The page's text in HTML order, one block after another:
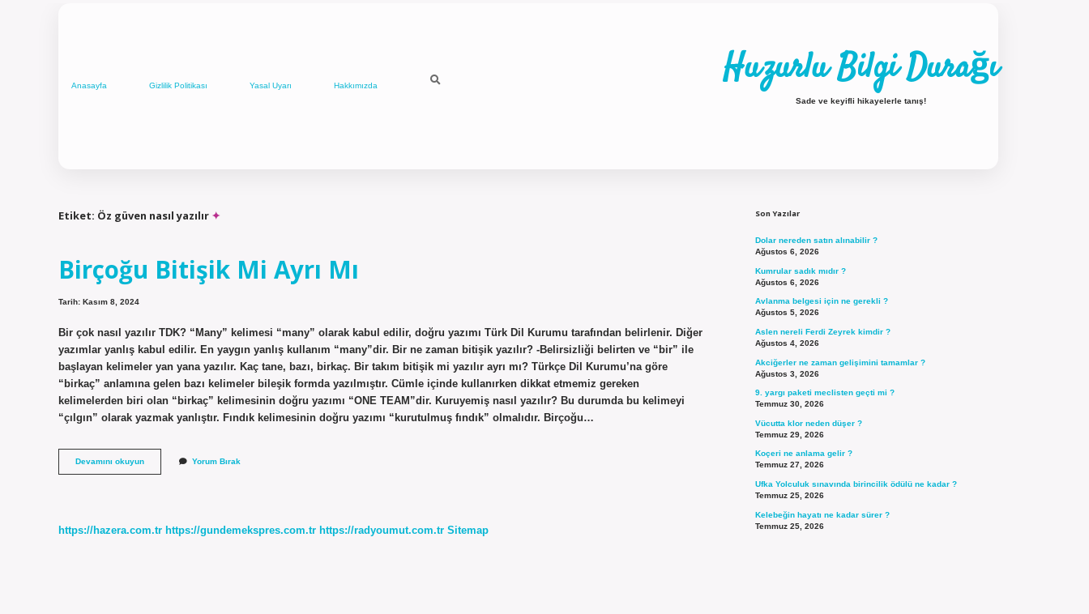
Anasayfa Gizlilik Politikası Yasal Uyarı Hakkımızda Huzurlu Bilgi Durağı
Sade ve keyifli hikayelerle tanış!
Etiket: Öz güven nasıl yazılır
Birçoğu Bitişik Mi Ayrı Mı
Tarih: Kasım 8, 2024
Bir çok nasıl yazılır TDK? “Many” kelimesi “many” olarak kabul edilir, doğru yazımı Türk Dil Kurumu tarafından belirlenir. Diğer
yazımlar yanlış kabul edilir. En yaygın yanlış kullanım “many”dir. Bir ne zaman bitişik yazılır? -Belirsizliği belirten ve “bir” ile
başlayan kelimeler yan yana yazılır. Kaç tane, bazı, birkaç. Bir takım bitişik mi yazılır ayrı mı? Türkçe Dil Kurumu’na göre
“birkaç” anlamına gelen bazı kelimeler bileşik formda yazılmıştır. Cümle içinde kullanırken dikkat etmemiz gereken
kelimelerden biri olan “birkaç” kelimesinin doğru yazımı “ONE TEAM”dir. Kuruyemiş nasıl yazılır? Bu durumda bu kelimeyi
“çılgın” olarak yazmak yanlıştır. Fındık kelimesinin doğru yazımı “kurutulmuş fındık” olmalıdır. Birçoğu…
Devamını okuyunBirçoğu
Bitişik
Yorum Bırak
https://hazera.com.tr https://gundemekspres.com.tr https://radyoumut.com.tr Sitemap
Son Yazılar
Dolar nereden satın alınabilir ?
Ağustos 6, 2026
Kumrular sadık mıdır ?
Ağustos 6, 2026
Avlanma belgesi için ne gerekli ?
Ağustos 5, 2026
Aslen nereli Ferdi Zeyrek kimdir ?
Ağustos 4, 2026
Akciğerler ne zaman gelişimini tamamlar ?
Ağustos 3, 2026
9. yargı paketi meclisten geçti mi ?
Temmuz 30, 2026
Vücutta klor neden düşer ?
Temmuz 29, 2026
Koçeri ne anlama gelir ?
Temmuz 27, 2026
Ufka Yolculuk sınavında birincilik ödülü ne kadar ?
Temmuz 25, 2026
Kelebeğin hayatı ne kadar sürer ?
Temmuz 25, 2026